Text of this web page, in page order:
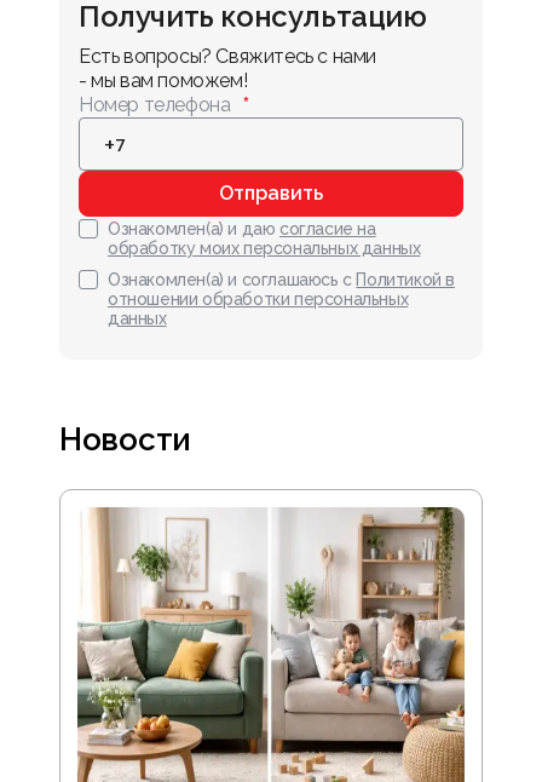
Получить консультацию
Есть вопросы? Свяжитесь с нами
- мы вам поможем!
Номер телефона
Отправить
Ознакомлен(а) и даю согласие на
обработку моих персональных данных
Ознакомлен(а) и соглашаюсь с Политикой в
отношении обработки персональных
данных
Новости